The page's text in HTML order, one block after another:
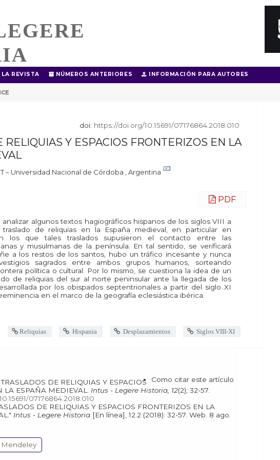
LA REVISTA NÚMEROS ANTERIORES INFORMACIÓN PARA AUTORES
doi: https://doi.org/10.15691/07176864.2018.010
RELIQUIAS Y ESPACIOS FRONTERIZOS EN LA
– Universidad Nacional de Córdoba , Argentina
PDF
algunos textos hagiográficos hispanos de los siglos VIII a
de reliquias en la España medieval, en particular en
los que tales traslados supusieron el contacto entre las
y musulmanas de la península. En tal sentido, se verificará
a los restos de los santos, hubo un tráfico incesante y nunca
sagrados entre ambos grupos humanos, sorteando
política o cultural. Por lo mismo, se cuestiona la idea de un
de reliquias del sur al norte peninsular ante la llegada de los
por los obispados septentrionales a partir del siglo XI
en el marco de la geografía eclesiástica ibérica.
Reliquias Hispania Desplazamientos Siglos VIII-XI
Como citar este artículo
LA ESPAÑA MEDIEVAL. Intus - Legere Historia, 12(2), 32-57.
07176864.2018.010
Intus - Legere Historia [En línea], 12.2 (2018): 32-57. Web. 8 ago.
Mendeley